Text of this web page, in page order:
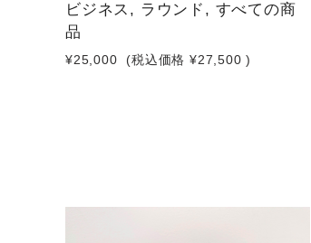
ビジネス, ラウンド, すべての商
品
¥25,000 (税込価格 ¥27,500 )